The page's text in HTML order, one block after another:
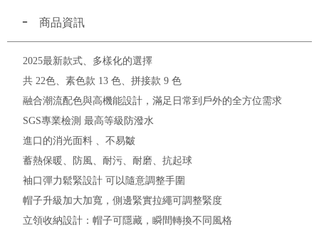
商品資訊
2025最新款式、多樣化的選擇
共 22色、素色款 13 色、拼接款 9 色
融合潮流配色與高機能設計，滿足日常到戶外的全方位需求
SGS專業檢測 最高等級防潑水
進口的消光面料 、不易皺
蓄熱保暖、防風、耐污、耐磨、抗起球
袖口彈力鬆緊設計 可以隨意調整手圍
帽子升級加大加寬，側邊緊實拉繩可調整緊度
立領收納設計：帽子可隱藏，瞬間轉換不同風格